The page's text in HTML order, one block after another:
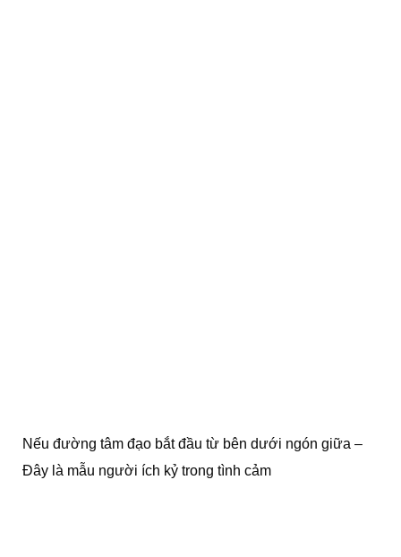
Nếu đường tâm đạo bắt đầu từ bên dưới ngón giữa –
Đây là mẫu người ích kỷ trong tình cảm